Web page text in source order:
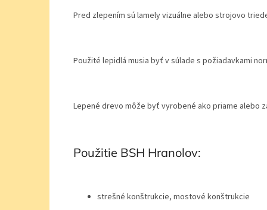
Pred zlepením sú lamely vizuálne alebo strojovo
Použité lepidlá musia byť v súlade s požiadavkami
Lepené drevo môže byť vyrobené ako priame alebo
Použitie BSH Hranolov:
strešné konštrukcie, mostové konštrukcie